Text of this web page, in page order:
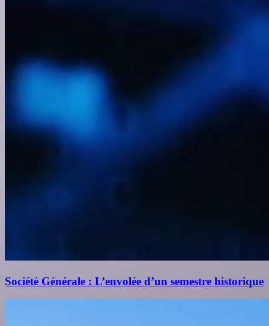
Société Générale : L’envolée d’un semestre historique